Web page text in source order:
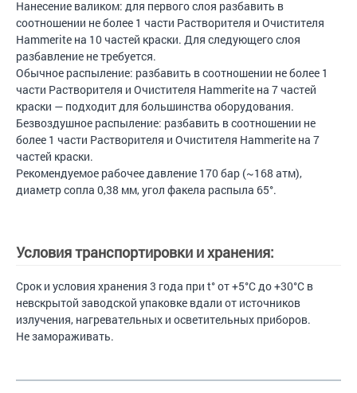
Нанесение валиком: для первого слоя разбавить в
соотношении не более 1 части Растворителя и Очистителя
Hammerite на 10 частей краски. Для следующего слоя
разбавление не требуется.
Обычное распыление: разбавить в соотношении не более 1
части Растворителя и Очистителя Hammerite на 7 частей
краски — подходит для большинства оборудования.
Безвоздушное распыление: разбавить в соотношении не
более 1 части Растворителя и Очистителя Hammerite на 7
частей краски.
Рекомендуемое рабочее давление 170 бар (~168 атм),
диаметр сопла 0,38 мм, угол факела распыла 65°.
Условия транспортировки и хранения:
Срок и условия хранения 3 года при t° от +5°С до +30°С в
невскрытой заводской упаковке вдали от источников
излучения, нагревательных и осветительных приборов.
Не замораживать.